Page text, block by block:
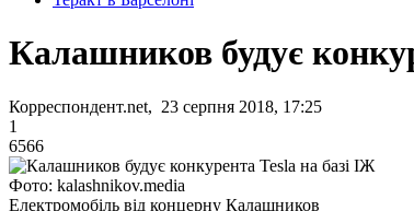
Калашников будує
Корреспондент.net, 23 серпня 2018, 17:25
1
6566
Фото: kalashnikov.media
Електромобіль від концерну Калашников